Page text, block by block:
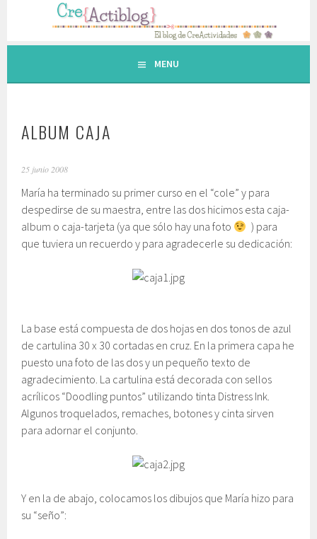
contenido.
MENU
ALBUM CAJA
25 junio 2008
María ha terminado su primer curso en el “cole” y para
despedirse de su maestra, entre las dos hicimos esta caja-
album o caja-tarjeta (ya que sólo hay una foto
) para
que tuviera un recuerdo y para agradecerle su dedicación:
La base está compuesta de dos hojas en dos tonos de azul
de cartulina 30 x 30 cortadas en cruz. En la primera capa he
puesto una foto de las dos y un pequeño texto de
agradecimiento. La cartulina está decorada con sellos
acrílicos “Doodling puntos” utilizando tinta Distress Ink.
Algunos troquelados, remaches, botones y cinta sirven
para adornar el conjunto.
Y en la de abajo, colocamos los dibujos que María hizo para
su “seño”: